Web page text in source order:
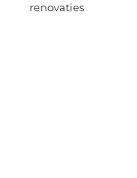
renovaties